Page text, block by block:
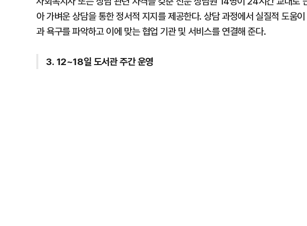
아 가벼운 상담을 통한 정서적 지지를 제공한다. 상담 과정에서 실질적 도움
과 욕구를 파악하고 이에 맞는 협업 기관 및 서비스를 연결해 준다.
3. 12~18일 도서관 주간 운영